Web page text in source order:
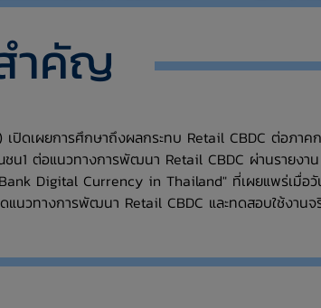
ำคัญ
เปิดเผยการศึกษาถึงผลกระทบ Retail CBDC ต่อภาคก
น1 ต่อแนวทางการพัฒนา Retail CBDC ผ่านรายงาน
Digital Currency in Thailand" ที่เผยแพร่เมื่อ
นวทางการพัฒนา Retail CBDC และทดสอบใช้งาน